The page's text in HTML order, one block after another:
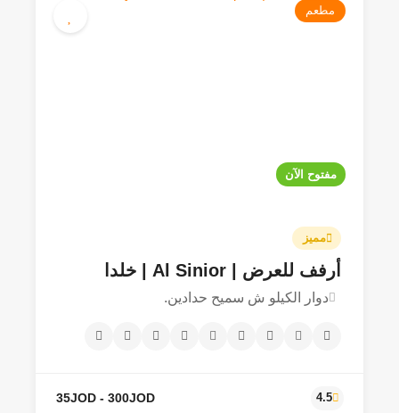
مفتوح الآن
مطعم
مميز
أرفف للعرض | Al Sinior | خلدا
دوار الكيلو ش سميح حدادين.